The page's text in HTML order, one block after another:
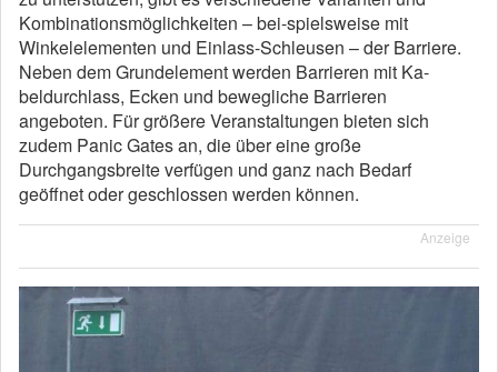
Kombinationsmöglichkeiten – bei-spielsweise mit
Winkelelementen und Einlass-Schleusen – der Barriere.
Neben dem Grundelement werden Barrieren mit Ka-
beldurchlass, Ecken und bewegliche Barrieren
angeboten. Für größere Veranstaltungen bieten sich
zudem Panic Gates an, die über eine große
Durchgangsbreite verfügen und ganz nach Bedarf
geöffnet oder geschlossen werden können.
Anzeige